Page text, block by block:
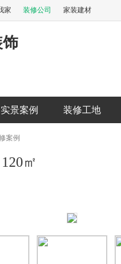
家 装修公司 家装建材
实景案例 装修工地
案例
㎡